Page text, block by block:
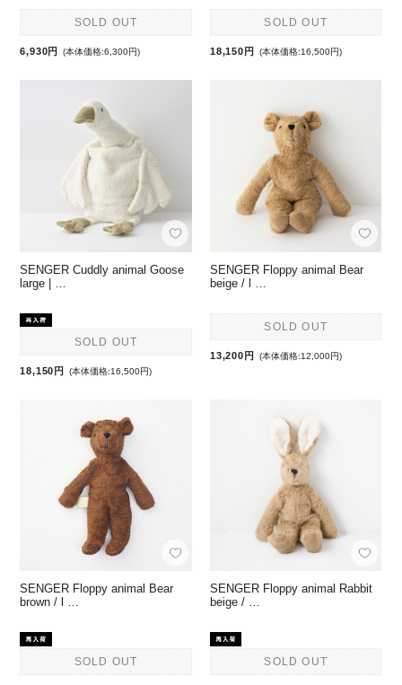
SOLD OUT
6,930円 (本体価格:6,300円)
SOLD OUT
18,150円 (本体価格:16,500円)
SENGER Cuddly animal Goose
large | …
SOLD OUT
18,150円 (本体価格:16,500円)
SENGER Floppy animal Bear
beige / l …
SOLD OUT
13,200円 (本体価格:12,000円)
SENGER Floppy animal Bear
brown / l …
SOLD OUT
SENGER Floppy animal Rabbit
beige / …
SOLD OUT